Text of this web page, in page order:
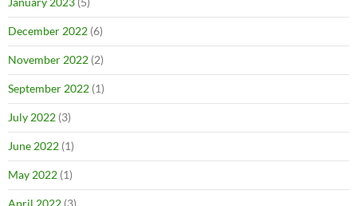
December 2022 (6)
November 2022 (2)
September 2022 (1)
July 2022 (3)
June 2022 (1)
May 2022 (1)
April 2022 (3)